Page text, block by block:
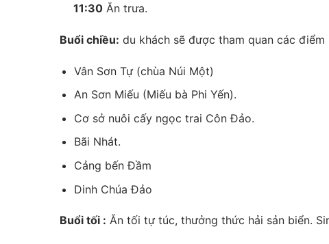
11:30 Ăn trưa.
Buổi chiều: du khách sẽ được tham quan các điểm
Vân Sơn Tự (chùa Núi Một)
An Sơn Miếu (Miếu bà Phi Yến).
Cơ sở nuôi cấy ngọc trai Côn Đảo.
Bãi Nhát.
Cảng bến Đầm
Dinh Chúa Đảo
Buổi tối : Ăn tối tự túc, thưởng thức hải sản biển.